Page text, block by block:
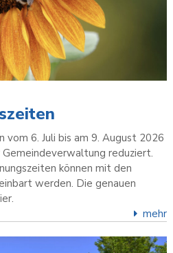
vom 6. Juli bis am 9. August 2026
reduziert.
können mit den
werden. Die genauen
mehr